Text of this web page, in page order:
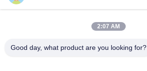
0086-18217621160
2:07 AM
Good day, what product are you looking for?